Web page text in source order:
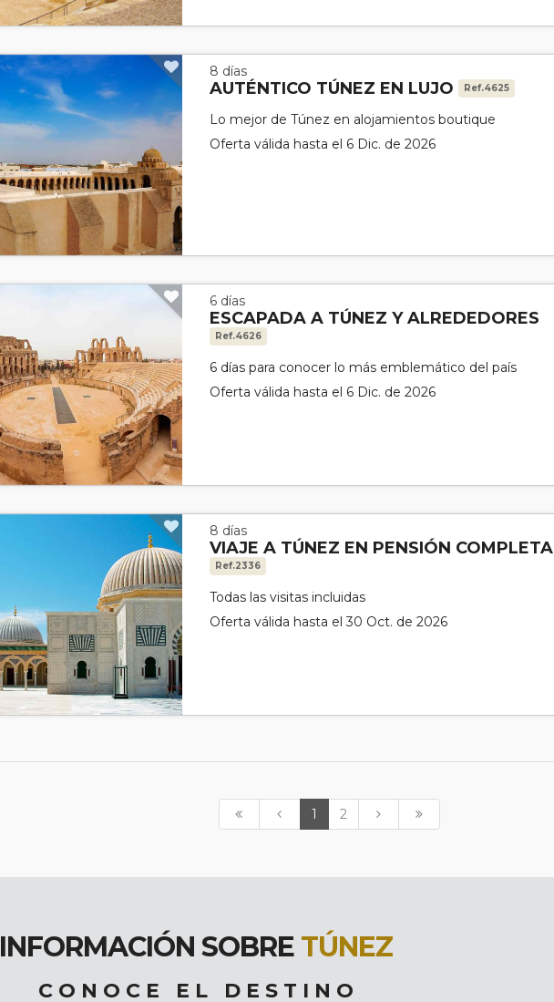
8 días
AUTÉNTICO TÚNEZ EN LUJO Ref.4625
Lo mejor de Túnez en alojamientos boutique
Oferta válida hasta el 6 Dic. de 2026
6 días
ESCAPADA A TÚNEZ Y ALREDEDORES
Ref.4626
6 días para conocer lo más emblemático del país
Oferta válida hasta el 6 Dic. de 2026
8 días
VIAJE A TÚNEZ EN PENSIÓN COMPLETA
Ref.2336
Todas las visitas incluidas
Oferta válida hasta el 30 Oct. de 2026
1 2
INFORMACIÓN SOBRE TÚNEZ
C O N O C E E L D E S T I N O